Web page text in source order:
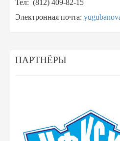
Тел: (812) 409‑82-15
Электронная почта:
ПАРТНЁРЫ